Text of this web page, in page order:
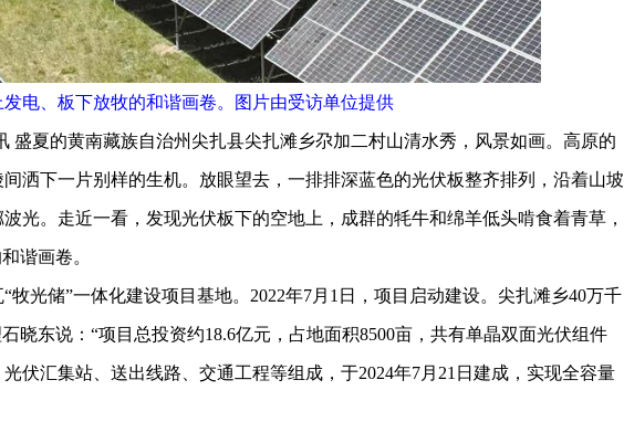
发电、板下放牧的和谐画卷。图片由受访单位提供
夏的黄南藏族自治州尖扎县尖扎滩乡尕加二村山清水秀，风景如画。高原的
洒下一片别样的生机。放眼望去，一排排深蓝色的光伏板整齐排列，沿着山坡
光。走近一看，发现光伏板下的空地上，成群的牦牛和绵羊低头啃食着青草，
谐画卷。
光储”一体化建设项目基地。2022年7月1日，项目启动建设。尖扎滩乡40万千
晓东说：“项目总投资约18.6亿元，占地面积8500亩，共有单晶双面光伏组件
伏汇集站、送出线路、交通工程等组成，于2024年7月21日建成，实现全容量